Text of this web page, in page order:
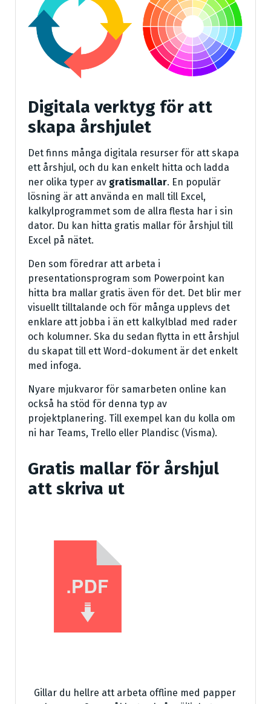
Digitala verktyg för att
skapa årshjulet
Det finns många digitala resurser för att skapa
ett årshjul, och du kan enkelt hitta och ladda
ner olika typer av gratismallar. En populär
lösning är att använda en mall till Excel,
kalkylprogrammet som de allra flesta har i sin
dator. Du kan hitta gratis mallar för årshjul till
Excel på nätet.
Den som föredrar att arbeta i
presentationsprogram som Powerpoint kan
hitta bra mallar gratis även för det. Det blir mer
visuellt tilltalande och för många upplevs det
enklare att jobba i än ett kalkylblad med rader
och kolumner. Ska du sedan flytta in ett årshjul
du skapat till ett Word-dokument är det enkelt
med infoga.
Nyare mjukvaror för samarbeten online kan
också ha stöd för denna typ av
projektplanering. Till exempel kan du kolla om
ni har Teams, Trello eller Plandisc (Visma).
Gratis mallar för årshjul
att skriva ut
Gillar du hellre att arbeta offline med papper